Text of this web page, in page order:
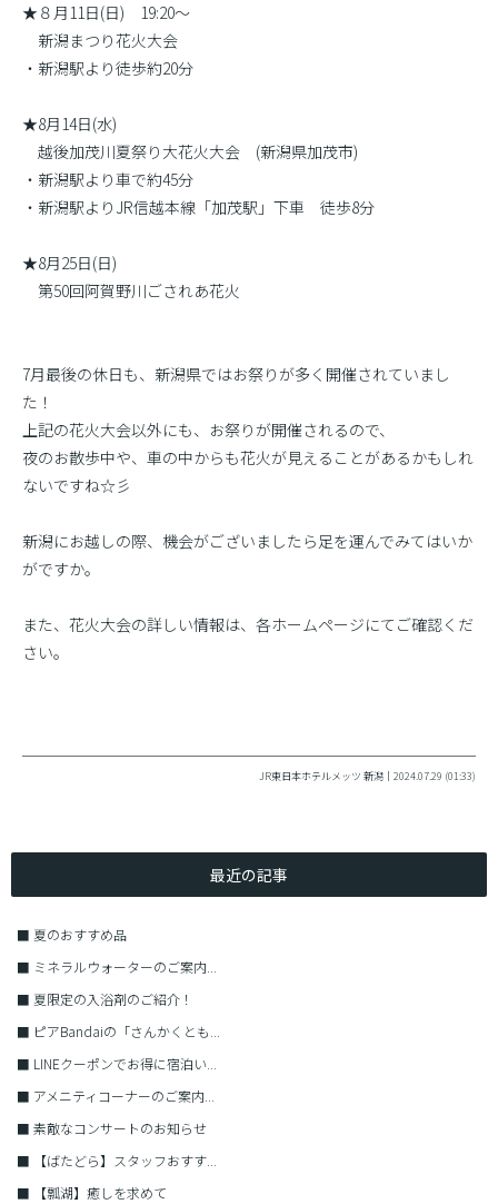
★８月11日(日) 19:20〜
新潟まつり花火大会
・新潟駅より徒歩約20分
★8月14日(水)
越後加茂川夏祭り大花火大会 (新潟県加茂市)
・新潟駅より車で約45分
・新潟駅よりJR信越本線「加茂駅」下車 徒歩8分
★8月25日(日)
第50回阿賀野川ごされあ花火
7月最後の休日も、新潟県ではお祭りが多く開催されていまし
た！
上記の花火大会以外にも、お祭りが開催されるので、
夜のお散歩中や、車の中からも花火が見えることがあるかもしれ
ないですね☆彡
新潟にお越しの際、機会がございましたら足を運んでみてはいか
がですか。
また、花火大会の詳しい情報は、各ホームページにてご確認くだ
さい。
JR東日本ホテルメッツ 新潟｜2024.07.29 (01:33)
最近の記事
■ 夏のおすすめ品
■ ミネラルウォーターのご案内...
■ 夏限定の入浴剤のご紹介！
■ ピアBandaiの「さんかくとも...
■ LINEクーポンでお得に宿泊い...
■ アメニティコーナーのご案内...
■ 素敵なコンサートのお知らせ
■
【ばたどら】スタッフおすす...
■
【瓢湖】癒しを求めて